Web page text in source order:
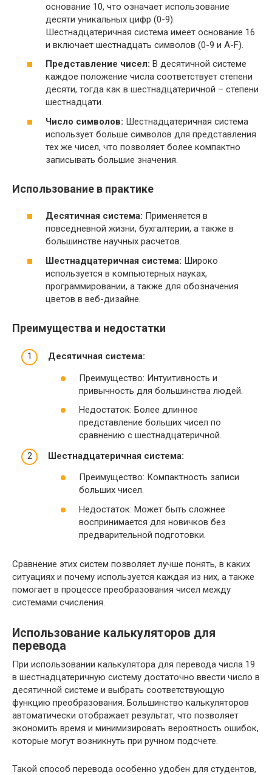
основание 10, что означает использование
десяти уникальных цифр (0-9).
Шестнадцатеричная система имеет основание 16
и включает шестнадцать символов (0-9 и A-F).
Представление чисел: В десятичной системе
каждое положение числа соответствует степени
десяти, тогда как в шестнадцатеричной – степени
шестнадцати.
Число символов: Шестнадцатеричная система
использует больше символов для представления
тех же чисел, что позволяет более компактно
записывать большие значения.
Использование в практике
Десятичная система: Применяется в
повседневной жизни, бухгалтерии, а также в
большинстве научных расчетов.
Шестнадцатеричная система: Широко
используется в компьютерных науках,
программировании, а также для обозначения
цветов в веб-дизайне.
Преимущества и недостатки
Десятичная система:
Преимущество: Интуитивность и
привычность для большинства людей.
Недостаток: Более длинное
представление больших чисел по
сравнению с шестнадцатеричной.
Шестнадцатеричная система:
Преимущество: Компактность записи
больших чисел.
Недостаток: Может быть сложнее
воспринимается для новичков без
предварительной подготовки.
Сравнение этих систем позволяет лучше понять, в каких
ситуациях и почему используется каждая из них, а также
помогает в процессе преобразования чисел между
системами счисления.
Использование калькуляторов для
перевода
При использовании калькулятора для перевода числа 19
в шестнадцатеричную систему достаточно ввести число в
десятичной системе и выбрать соответствующую
функцию преобразования. Большинство калькуляторов
автоматически отображает результат, что позволяет
экономить время и минимизировать вероятность ошибок,
которые могут возникнуть при ручном подсчете.
Такой способ перевода особенно удобен для студентов,